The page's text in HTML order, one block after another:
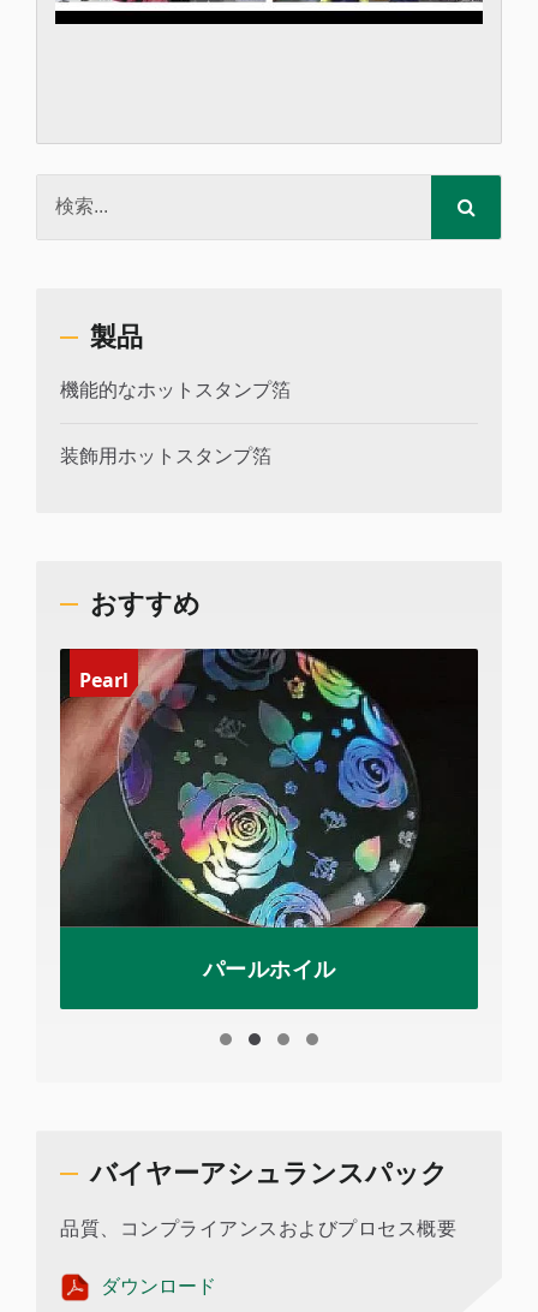
製品
機能的なホットスタンプ箔
装飾用ホットスタンプ箔
おすすめ
Pearl
パールホイル
バイヤーアシュランスパック
品質、コンプライアンスおよびプロセス概要
ダウンロード